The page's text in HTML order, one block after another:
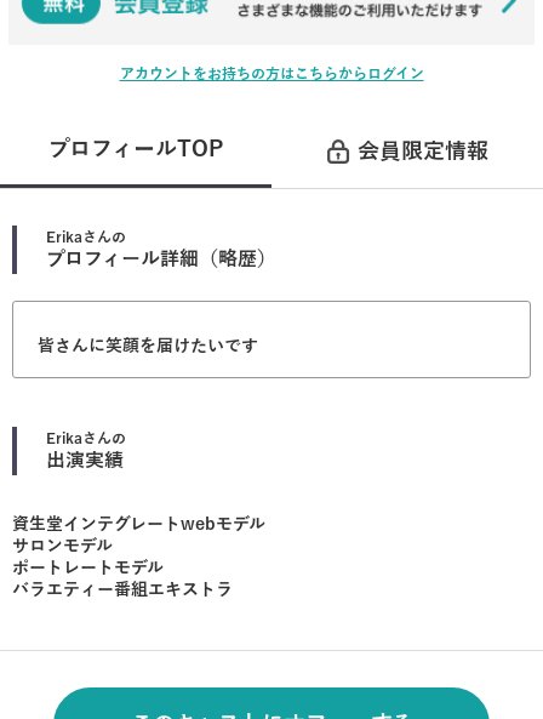
アカウントをお持ちの方はこちらからログイン
プロフィールTOP 会員限定情報
Erikaさんの
プロフィール詳細（略歴）
皆さんに笑顔を届けたいです
Erikaさんの
出演実績
資生堂インテグレートwebモデル
サロンモデル
ポートレートモデル
バラエティー番組エキストラ